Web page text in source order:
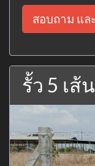
สอบถาม แล
รั้ว 5 เส้